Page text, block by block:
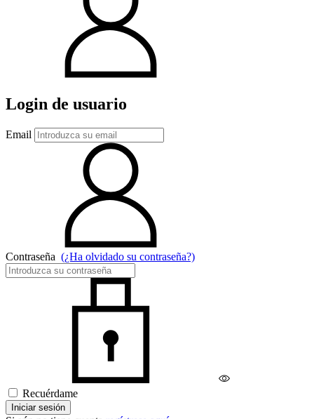
Login de usuario
Email
Contraseña (¿Ha olvidado su contraseña?)
Recuérdame
Iniciar sesión